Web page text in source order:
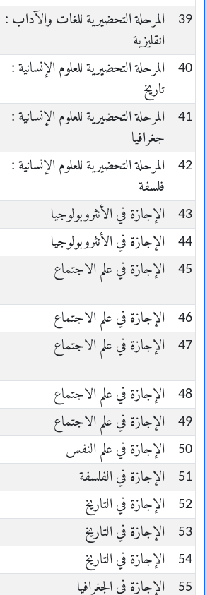
39
المرحلة التحضيرية للغات والآداب :
انقليزية
40
المرحلة التحضيرية للعلوم الإنسانية :
تاريخ
41
المرحلة التحضيرية للعلوم الإنسانية :
جغرافيا
42
المرحلة التحضيرية للعلوم الإنسانية :
فلسفة
43
الإجازة في الأنثروبولوجيا
44
الإجازة في الأنثروبولوجيا
45
الإجازة في علم الاجتماع
46 الإجازة في علم الاجتماع
47
الإجازة في علم الاجتماع
48 الإجازة في علم الاجتماع
49
الإجازة في علم الاجتماع
50
الإجازة في علم النفس
51
الإجازة في الفلسفة
52
الإجازة في التاريخ
53
الإجازة في التاريخ
54
الإجازة في التاريخ
55
الإجازة في الجغرافيا